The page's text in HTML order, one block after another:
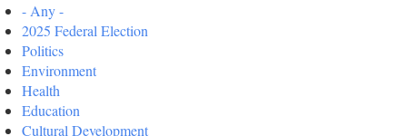
- Any -
2025 Federal Election
Politics
Environment
Health
Education
Cultural Development